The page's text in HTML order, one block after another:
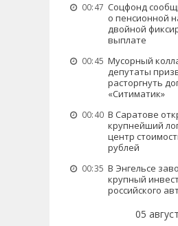
00:47 Соцфонд
о пенсионной
двойной
выплате
00:45 Мусорный
депутаты
расторгнуть
«Ситиматик»
00:40 В Саратове
крупнейший
центр
рублей
00:35 В Энгельсе
крупный
российского
05